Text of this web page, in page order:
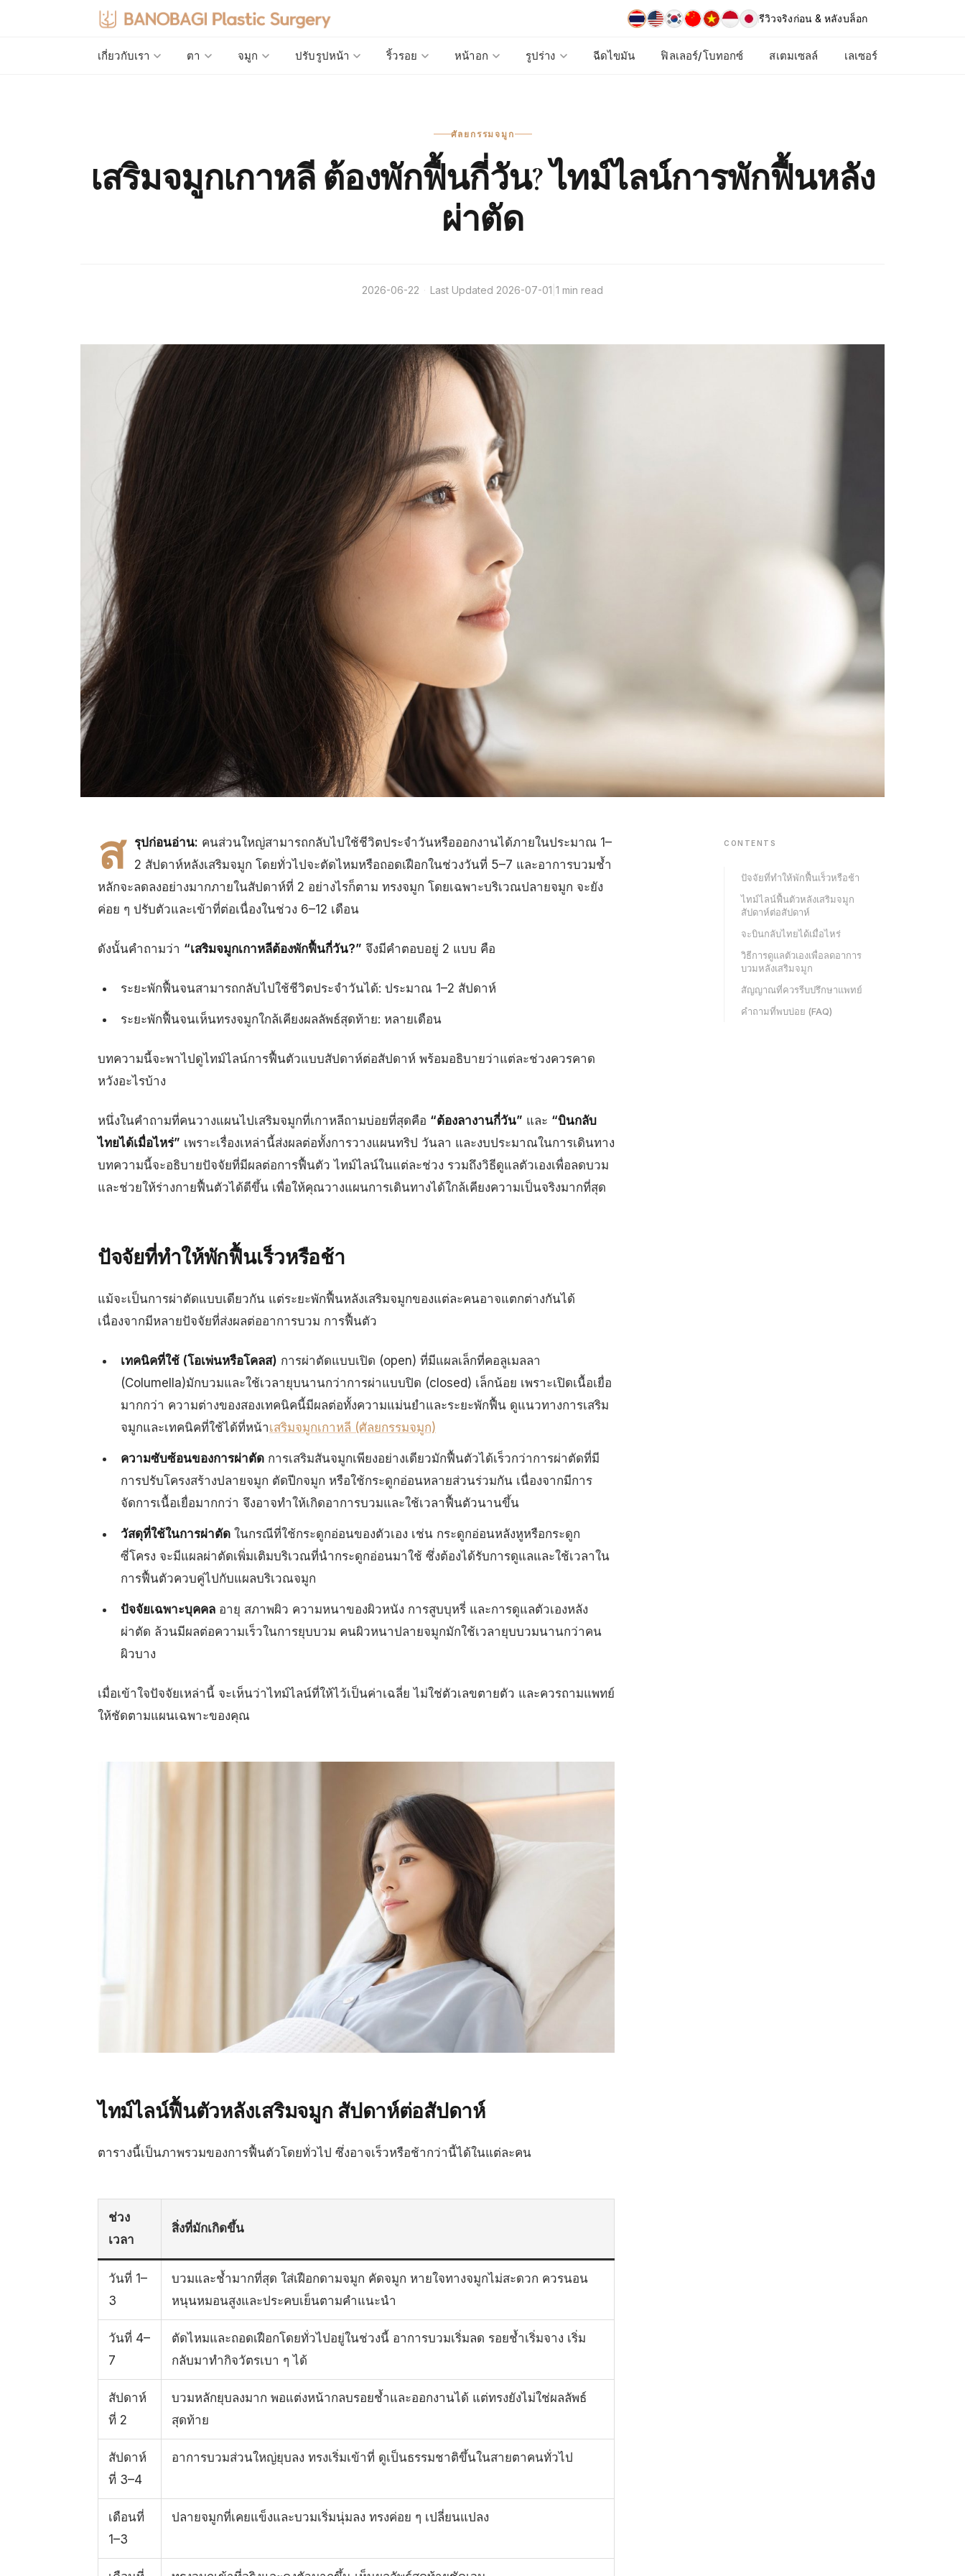
รีวิวจริงก่อน & หลังบล็อก
เกี่ยวกับเรา ตา จมูก ปรับรูปหน้า ริ้วรอย หน้าอก รูปร่าง ฉีดไขมัน ฟิลเลอร์/โบทอกซ์ สเตมเซลล์ เลเซอร์
ศัลยกรรมจมูก
เสริมจมูกเกาหลี ต้องพักฟื้นกี่วัน? ไทม์ไลน์การพักฟื้นหลัง
ผ่าตัด
2026-06-22 Last Updated 2026-07-01 1 min read
ส รุปก่อนอ่าน: คนส่วนใหญ่สามารถกลับไปใช้ชีวิตประจำวันหรือออกงานได้ภายในประมาณ 1–
2 สัปดาห์หลังเสริมจมูก โดยทั่วไปจะตัดไหมหรือถอดเฝือกในช่วงวันที่ 5–7 และอาการบวมช้ำ
หลักจะลดลงอย่างมากภายในสัปดาห์ที่ 2 อย่างไรก็ตาม ทรงจมูก โดยเฉพาะบริเวณปลายจมูก จะยัง
ค่อย ๆ ปรับตัวและเข้าที่ต่อเนื่องในช่วง 6–12 เดือน
ดังนั้นคำถามว่า “เสริมจมูกเกาหลีต้องพักฟื้นกี่วัน?” จึงมีคำตอบอยู่ 2 แบบ คือ
ระยะพักฟื้นจนสามารถกลับไปใช้ชีวิตประจำวันได้: ประมาณ 1–2 สัปดาห์
ระยะพักฟื้นจนเห็นทรงจมูกใกล้เคียงผลลัพธ์สุดท้าย: หลายเดือน
บทความนี้จะพาไปดูไทม์ไลน์การฟื้นตัวแบบสัปดาห์ต่อสัปดาห์ พร้อมอธิบายว่าแต่ละช่วงควรคาด
หวังอะไรบ้าง
หนึ่งในคำถามที่คนวางแผนไปเสริมจมูกที่เกาหลีถามบ่อยที่สุดคือ “ต้องลางานกี่วัน” และ “บินกลับ
ไทยได้เมื่อไหร่” เพราะเรื่องเหล่านี้ส่งผลต่อทั้งการวางแผนทริป วันลา และงบประมาณในการเดินทาง
บทความนี้จะอธิบายปัจจัยที่มีผลต่อการฟื้นตัว ไทม์ไลน์ในแต่ละช่วง รวมถึงวิธีดูแลตัวเองเพื่อลดบวม
และช่วยให้ร่างกายฟื้นตัวได้ดีขึ้น เพื่อให้คุณวางแผนการเดินทางได้ใกล้เคียงความเป็นจริงมากที่สุด
ปัจจัยที่ทำให้พักฟื้นเร็วหรือช้า
แม้จะเป็นการผ่าตัดแบบเดียวกัน แต่ระยะพักฟื้นหลังเสริมจมูกของแต่ละคนอาจแตกต่างกันได้
เนื่องจากมีหลายปัจจัยที่ส่งผลต่ออาการบวม การฟื้นตัว
เทคนิคที่ใช้ (โอเพ่นหรือโคลส) การผ่าตัดแบบเปิด (open) ที่มีแผลเล็กที่คอลูเมลลา
(Columella)มักบวมและใช้เวลายุบนานกว่าการผ่าแบบปิด (closed) เล็กน้อย เพราะเปิดเนื้อเยื่อ
มากกว่า ความต่างของสองเทคนิคนี้มีผลต่อทั้งความแม่นยำและระยะพักฟื้น ดูแนวทางการเสริม
จมูกและเทคนิคที่ใช้ได้ที่หน้าเสริมจมูกเกาหลี (ศัลยกรรมจมูก)
ความซับซ้อนของการผ่าตัด การเสริมสันจมูกเพียงอย่างเดียวมักฟื้นตัวได้เร็วกว่าการผ่าตัดที่มี
การปรับโครงสร้างปลายจมูก ตัดปีกจมูก หรือใช้กระดูกอ่อนหลายส่วนร่วมกัน เนื่องจากมีการ
จัดการเนื้อเยื่อมากกว่า จึงอาจทำให้เกิดอาการบวมและใช้เวลาฟื้นตัวนานขึ้น
วัสดุที่ใช้ในการผ่าตัด ในกรณีที่ใช้กระดูกอ่อนของตัวเอง เช่น กระดูกอ่อนหลังหูหรือกระดูก
ซี่โครง จะมีแผลผ่าตัดเพิ่มเติมบริเวณที่นำกระดูกอ่อนมาใช้ ซึ่งต้องได้รับการดูแลและใช้เวลาใน
การฟื้นตัวควบคู่ไปกับแผลบริเวณจมูก
ปัจจัยเฉพาะบุคคล อายุ สภาพผิว ความหนาของผิวหนัง การสูบบุหรี่ และการดูแลตัวเองหลัง
ผ่าตัด ล้วนมีผลต่อความเร็วในการยุบบวม คนผิวหนาปลายจมูกมักใช้เวลายุบบวมนานกว่าคน
ผิวบาง
เมื่อเข้าใจปัจจัยเหล่านี้ จะเห็นว่าไทม์ไลน์ที่ให้ไว้เป็นค่าเฉลี่ย ไม่ใช่ตัวเลขตายตัว และควรถามแพทย์
ให้ชัดตามแผนเฉพาะของคุณ
ไทม์ไลน์ฟื้นตัวหลังเสริมจมูก สัปดาห์ต่อสัปดาห์
ตารางนี้เป็นภาพรวมของการฟื้นตัวโดยทั่วไป ซึ่งอาจเร็วหรือช้ากว่านี้ได้ในแต่ละคน
ช่วง
เวลา
สิ่งที่มักเกิดขึ้น
วันที่ 1–
3
บวมและช้ำมากที่สุด ใส่เฝือกดามจมูก คัดจมูก หายใจทางจมูกไม่สะดวก ควรนอน
หนุนหมอนสูงและประคบเย็นตามคำแนะนำ
วันที่ 4–
7
ตัดไหมและถอดเฝือกโดยทั่วไปอยู่ในช่วงนี้ อาการบวมเริ่มลด รอยช้ำเริ่มจาง เริ่ม
กลับมาทำกิจวัตรเบา ๆ ได้
สัปดาห์
ที่ 2
บวมหลักยุบลงมาก พอแต่งหน้ากลบรอยช้ำและออกงานได้ แต่ทรงยังไม่ใช่ผลลัพธ์
สุดท้าย
สัปดาห์
ที่ 3–4
อาการบวมส่วนใหญ่ยุบลง ทรงเริ่มเข้าที่ ดูเป็นธรรมชาติขึ้นในสายตาคนทั่วไป
เดือนที่
1–3
ปลายจมูกที่เคยแข็งและบวมเริ่มนุ่มลง ทรงค่อย ๆ เปลี่ยนแปลง
CONTENTS
ปัจจัยที่ทำให้พักฟื้นเร็วหรือช้า
ไทม์ไลน์ฟื้นตัวหลังเสริมจมูก
สัปดาห์ต่อสัปดาห์
จะบินกลับไทยได้เมื่อไหร่
วิธีการดูแลตัวเองเพื่อลดอาการ
บวมหลังเสริมจมูก
สัญญาณที่ควรรีบปรึกษาแพทย์
คำถามที่พบบ่อย (FAQ)